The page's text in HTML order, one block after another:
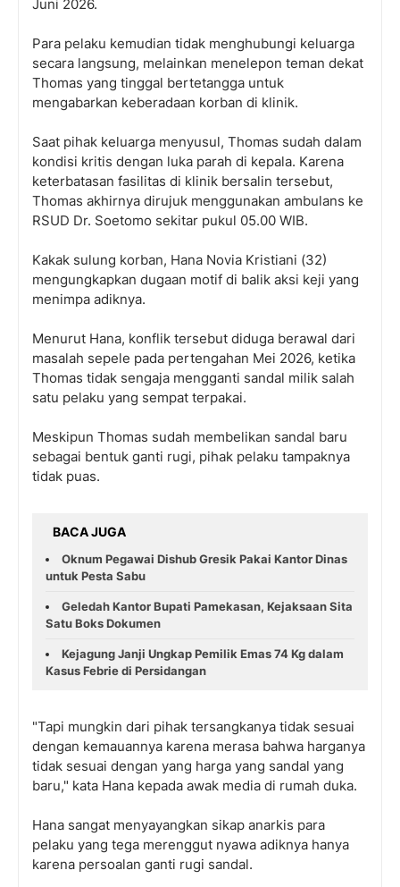
Juni 2026.
Para pelaku kemudian tidak menghubungi keluarga
secara langsung, melainkan menelepon teman dekat
Thomas yang tinggal bertetangga untuk
mengabarkan keberadaan korban di klinik.
Saat pihak keluarga menyusul, Thomas sudah dalam
kondisi kritis dengan luka parah di kepala. Karena
keterbatasan fasilitas di klinik bersalin tersebut,
Thomas akhirnya dirujuk menggunakan ambulans ke
RSUD Dr. Soetomo sekitar pukul 05.00 WIB.
Kakak sulung korban, Hana Novia Kristiani (32)
mengungkapkan dugaan motif di balik aksi keji yang
menimpa adiknya.
Menurut Hana, konflik tersebut diduga berawal dari
masalah sepele pada pertengahan Mei 2026, ketika
Thomas tidak sengaja mengganti sandal milik salah
satu pelaku yang sempat terpakai.
Meskipun Thomas sudah membelikan sandal baru
sebagai bentuk ganti rugi, pihak pelaku tampaknya
tidak puas.
BACA JUGA
Oknum Pegawai Dishub Gresik Pakai Kantor Dinas
untuk Pesta Sabu
Geledah Kantor Bupati Pamekasan, Kejaksaan Sita
Satu Boks Dokumen
Kejagung Janji Ungkap Pemilik Emas 74 Kg dalam
Kasus Febrie di Persidangan
"Tapi mungkin dari pihak tersangkanya tidak sesuai
dengan kemauannya karena merasa bahwa harganya
tidak sesuai dengan yang harga yang sandal yang
baru," kata Hana kepada awak media di rumah duka.
Hana sangat menyayangkan sikap anarkis para
pelaku yang tega merenggut nyawa adiknya hanya
karena persoalan ganti rugi sandal.